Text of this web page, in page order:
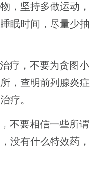
，坚持多做运动，
眠时间，尽量少抽
疗，不要为贪图小
，查明前列腺炎症
疗。
不要相信一些所谓
没有什么特效药，